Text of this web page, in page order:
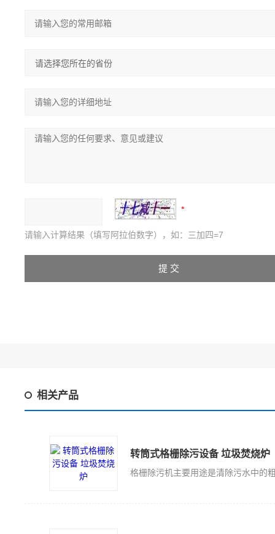
请输入计算结果（填写阿拉伯数字），如：三加四=7
相关产品
转筒式格栅除污设备 垃圾焚烧炉